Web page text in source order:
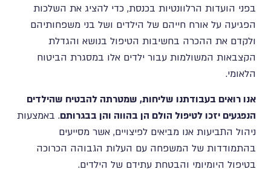
בפני הועדות הרלוונטיות בכנסת, כדי להציג את השלכות
הפגיעה על אורח חייהם של הילדים ושל בני משפחותיהם
ולקדם את ההכרה בחשיבות הטיפול בנושא והגדלת
הקצבאות המשולמות עבור ילדים אלו במסגרת הביטוח
הלאומי.
אנו רואים בעבודתנו שליחות, שמטרתה להבטיח שהילדים
הנפגעים יזכו לטיפול הולם הן בהווה והן בבגרותם. באמצעות
ניהול התביעות אנו מביאים לפיצויים, אשר מסייעים
בהתמודדות של המשפחה עם העלות הגבוהה הכרוכה
בטיפול היומיומי והבטחת עתידם של הילדים.